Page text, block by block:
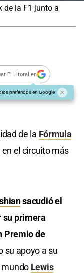
de la F1 junto a
El Litoral en
preferidos en Google
de la Fórmula
el circuito más
sacudió el
su primera
Premio de
su apoyo a su
mundo Lewis